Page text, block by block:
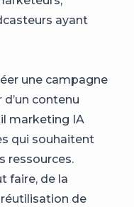
ayant
une campagne
contenu
marketing IA
qui souhaitent
ressources.
faire, de la
de